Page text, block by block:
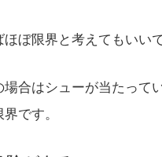
ぼ限界と考えてもいいで
合はシューが当たって
です。